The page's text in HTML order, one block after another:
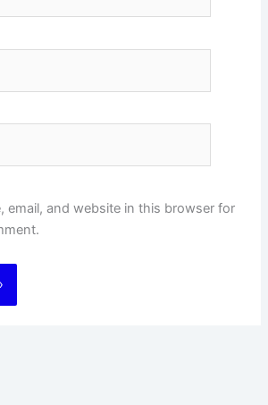
email, and website in this browser for